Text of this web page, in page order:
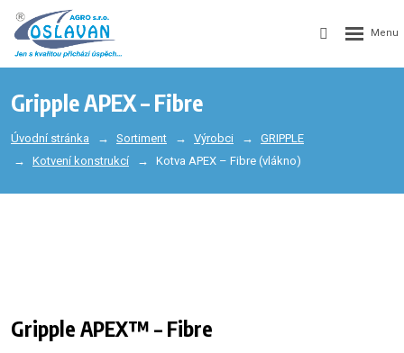
Gripple APEX – Fibre
Úvodní stránka Sortiment Výrobci
GRIPPLE
Kotvení konstrukcí
Kotva APEX – Fibre (vlákno)
Gripple APEX™ – Fibre